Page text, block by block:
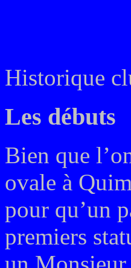
Historique
Les débuts
Bien que
ovale à
pour qu’un
premiers